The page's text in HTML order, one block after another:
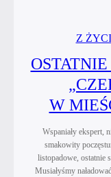
Z
W
Wspaniały ekspert,
smakowity
listopadowe, ostatnie
Musiałyśmy